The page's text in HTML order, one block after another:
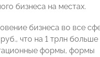
бизнеса на местах.
бизнеса во все
что на 1 трлн больше
формы, формы